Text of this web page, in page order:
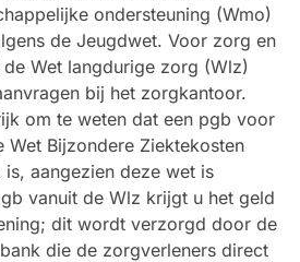
ondersteuning (Wmo)
de Jeugdwet. Voor zorg en
Wet langdurige zorg (Wlz)
bij het zorgkantoor.
om te weten dat een pgb voor
Wet Bijzondere Ziektekosten
aangezien deze wet is
vanuit de Wlz krijgt u het geld
dit wordt verzorgd door de
die de zorgverleners direct